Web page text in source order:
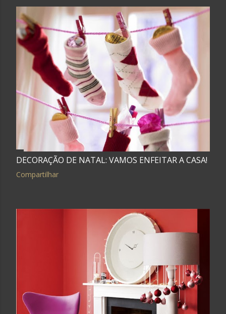
DECORAÇÃO DE NATAL: VAMOS ENFEITAR A CASA!
Compartilhar